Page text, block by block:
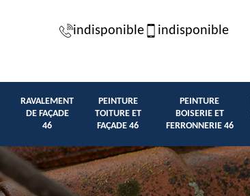
indisponible indisponible
RAVALEMENT
DE FAÇADE
46
PEINTURE
TOITURE ET
FAÇADE 46
PEINTURE
BOISERIE ET
FERRONNERIE 46